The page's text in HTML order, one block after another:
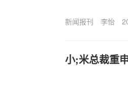
新闻报刊 李怡
小;米总裁重